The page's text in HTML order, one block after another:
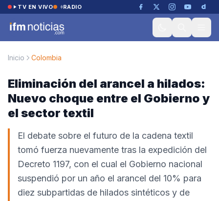
Saltar al contenido
TV EN VIVO RADIO
Inicio Colombia
Eliminación del arancel a hilados:
Nuevo choque entre el Gobierno y
el sector textil
El debate sobre el futuro de la cadena textil
tomó fuerza nuevamente tras la expedición del
Decreto 1197, con el cual el Gobierno nacional
suspendió por un año el arancel del 10% para
diez subpartidas de hilados sintéticos y de